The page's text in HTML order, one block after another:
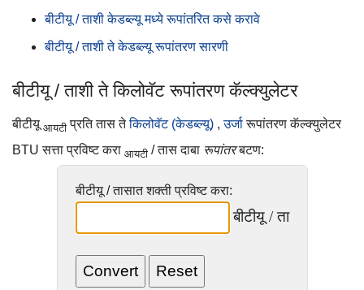
बीटीयू / ताशी केडब्ल्यू मध्ये रूपांतरित कसे करावे
बीटीयू / ताशी ते केडब्ल्यू रूपांतरण सारणी
बीटीयू / ताशी ते किलोवॅट रूपांतरण कॅल्क्युलेटर
बीटीयू आयटी प्रति तास तेकिलोवॅट (केडब्ल्यू) ,उर्जारूपांतरण कॅल्क्युलेटर
BTU सत्ता प्रविष्ट करा आयटी / तास दाबा रूपांतरबटण:
बीटीयू / तासात शक्ती प्रविष्ट करा:
बीटीयू / ता